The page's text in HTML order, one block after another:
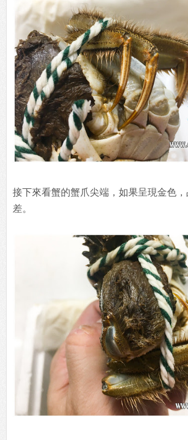
接下來看蟹的蟹爪尖端，如果呈現金色
差。